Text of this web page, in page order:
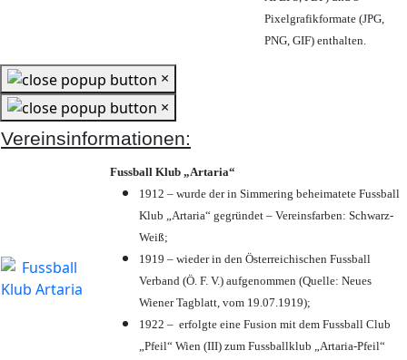
Pixelgrafikformate (JPG,
PNG, GIF) enthalten.
×
×
Vereinsinformationen:
Fussball Klub „Artaria“
1912 – wurde der in Simmering beheimatete Fussball
Klub „Artaria“ gegründet – Vereinsfarben: Schwarz-
Weiß;
1919 – wieder in den Österreichischen Fussball
Verband (Ö. F. V.) aufgenommen (Quelle: Neues
Wiener Tagblatt, vom 19.07.1919);
1922 – erfolgte eine Fusion mit dem Fussball Club
„Pfeil“ Wien (III) zum Fussballklub „Artaria-Pfeil“